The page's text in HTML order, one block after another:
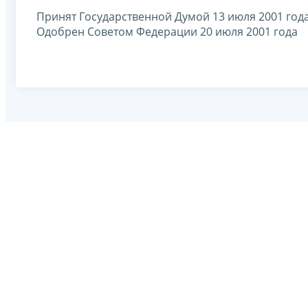
Принят Государственной Думой 13 июля 2001
Одобрен Советом Федерации 20 июля 2001 года